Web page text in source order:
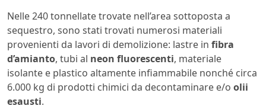
Nelle 240 tonnellate trovate nell’area sottoposta a
sequestro, sono stati trovati numerosi materiali
provenienti da lavori di demolizione: lastre in fibra
d’amianto, tubi al neon fluorescenti, materiale
isolante e plastico altamente infiammabile nonché circa
6.000 kg di prodotti chimici da decontaminare e/o olii
esausti.